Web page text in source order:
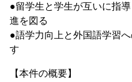
●留学生と学生が互いに指
進を図る
●語学力向上と外国語学習
す
【本件の概要】